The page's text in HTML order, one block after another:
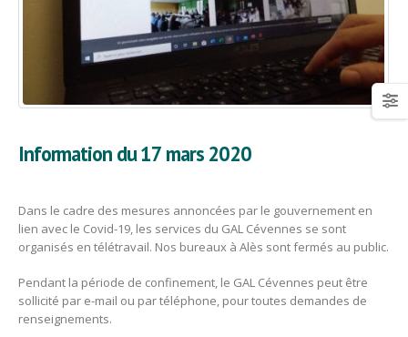
Information du 17 mars 2020
Dans le cadre des mesures annoncées par le gouvernement en
lien avec le Covid-19, les services du GAL Cévennes se sont
organisés en télétravail. Nos bureaux à Alès sont fermés au public.
Pendant la période de confinement, le GAL Cévennes peut être
sollicité par e-mail ou par téléphone, pour toutes demandes de
renseignements.